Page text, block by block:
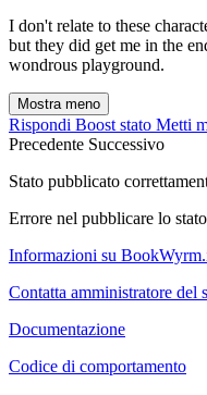
I don't relate to these
but they did get me in the
wondrous playground.
Mostra meno
Rispondi Boost stato Metti
Precedente Successivo
Stato pubblicato
Errore nel pubblicare lo stato
Informazioni su
Contatta amministratore del
Documentazione
Codice di comportamento